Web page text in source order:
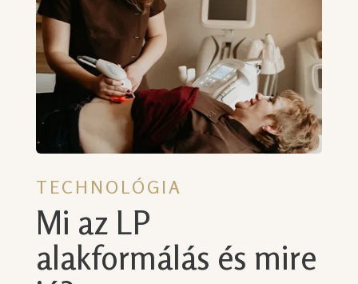
TECHNOLÓGIA
Mi az LP
alakformálás és mire